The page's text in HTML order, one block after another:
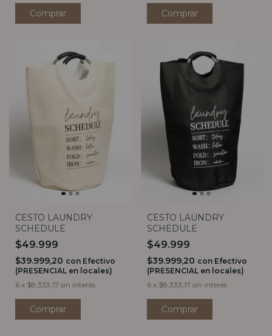
Comprar Comprar
CESTO LAUNDRY
SCHEDULE
$49.999
$39.999,20 con Efectivo
(PRESENCIAL en locales)
6 x $8.333,17 sin interés
Comprar
CESTO LAUNDRY
SCHEDULE
$49.999
$39.999,20 con Efectivo
(PRESENCIAL en locales)
6 x $8.333,17 sin interés
Comprar